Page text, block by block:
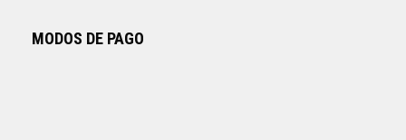
MODOS DE PAGO